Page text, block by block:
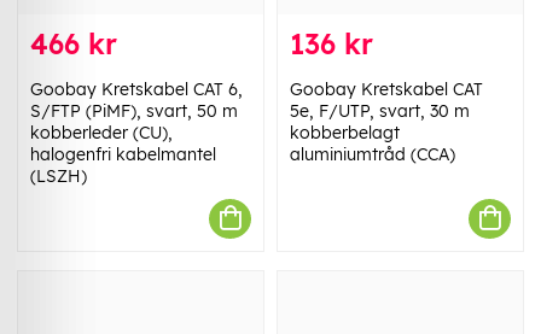
466 kr
Goobay Kretskabel CAT 6,
S/FTP (PiMF), svart, 50 m
kobberleder (CU),
halogenfri kabelmantel
(LSZH)
136 kr
Goobay Kretskabel CAT
5e, F/UTP, svart, 30 m
kobberbelagt
aluminiumtråd (CCA)